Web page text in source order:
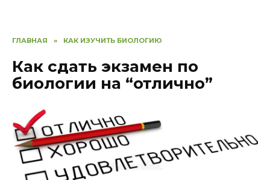
ГЛАВНАЯ » КАК ИЗУЧИТЬ БИОЛОГИЮ
Как сдать экзамен по
биологии на “отлично”